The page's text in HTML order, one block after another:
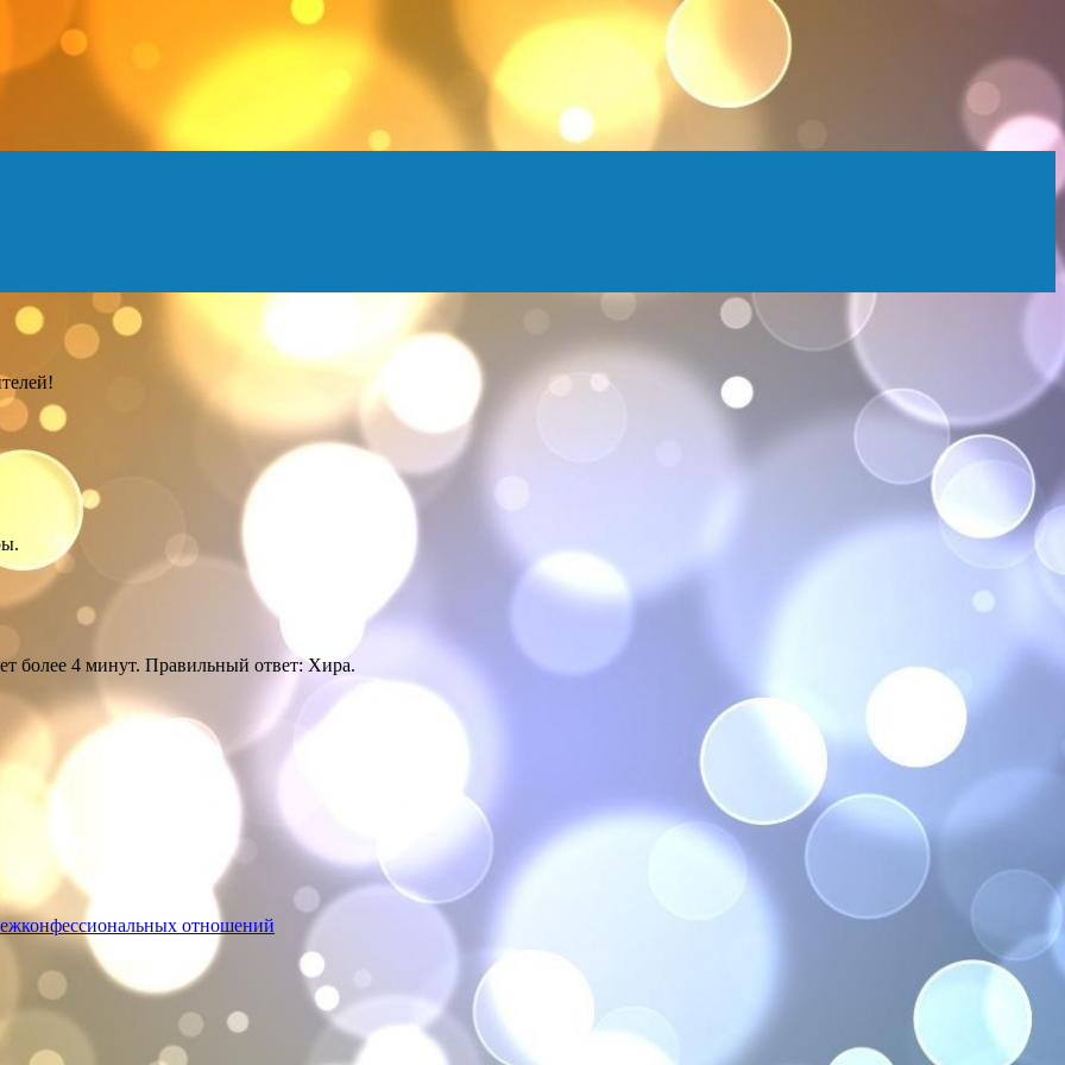
более 4 минут. Правильный ответ: Хира.
отношений